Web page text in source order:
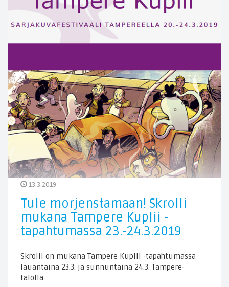
13.3.2019
Tule morjenstamaan! Skrolli
mukana Tampere Kuplii -
tapahtumassa 23.-24.3.2019
Skrolli on mukana Tampere Kuplii -tapahtumassa
lauantaina 23.3. ja sunnuntaina 24.3. Tampere-
talolla.